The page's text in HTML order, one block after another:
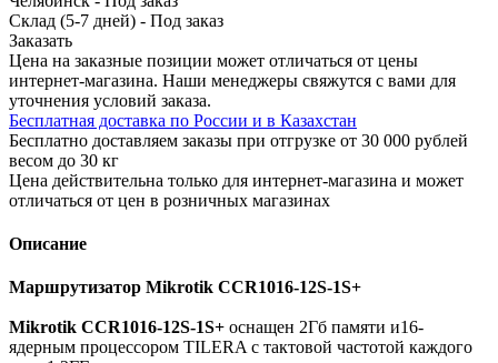
Склад (5-7 дней) - Под заказ
Заказать
Цена на заказные позиции может отличаться от цены
интернет-магазина. Наши менеджеры свяжутся с вами для
уточнения условий заказа.
Бесплатная доставка по России и в Казахстан
Бесплатно доставляем заказы при отгрузке от 30 000 рублей
весом до 30 кг
Цена действительна только для интернет-магазина и может
отличаться от цен в розничных магазинах
Описание
Маршрутизатор Mikrotik CCR1016-12S-1S+
Mikrotik CCR1016-12S-1S+ оснащен 2Гб памяти и16-
ядерным процессором TILERA с тактовой частотой каждого